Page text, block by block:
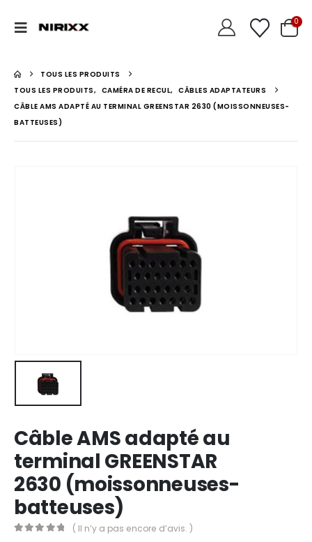
0
TOUS LES PRODUITS
TOUS LES PRODUITS, CAMÉRA DE RECUL, CÂBLES ADAPTATEURS
CÂBLE AMS ADAPTÉ AU TERMINAL GREENSTAR 2630 (MOISSONNEUSES-
BATTEUSES)
Câble AMS adapté au
terminal GREENSTAR
2630 (moissonneuses-
batteuses)
( Il n’y a pas encore d’avis. )